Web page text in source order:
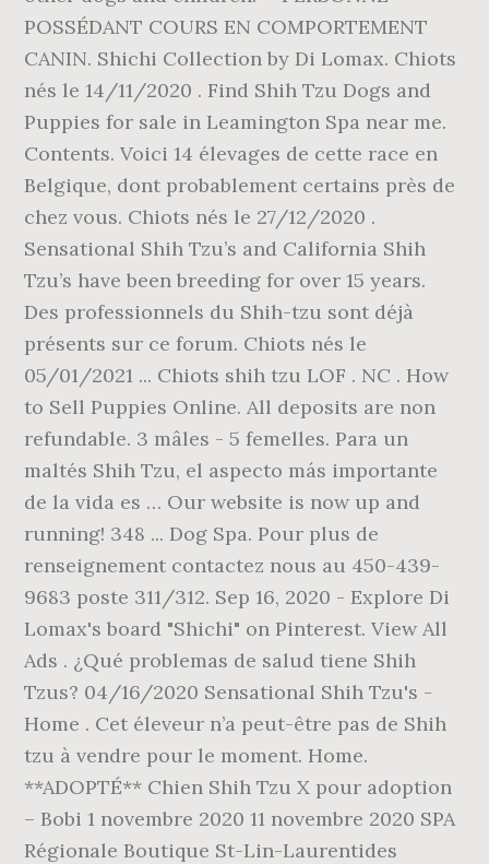
POSSÉDANT COURS EN COMPORTEMENT
CANIN. Shichi Collection by Di Lomax. Chiots
nés le 14/11/2020 . Find Shih Tzu Dogs and
Puppies for sale in Leamington Spa near me.
Contents. Voici 14 élevages de cette race en
Belgique, dont probablement certains près de
chez vous. Chiots nés le 27/12/2020 .
Sensational Shih Tzu’s and California Shih
Tzu’s have been breeding for over 15 years.
Des professionnels du Shih-tzu sont déjà
présents sur ce forum. Chiots nés le
05/01/2021 ... Chiots shih tzu LOF . NC . How
to Sell Puppies Online. All deposits are non
refundable. 3 mâles - 5 femelles. Para un
maltés Shih Tzu, el aspecto más importante
de la vida es … Our website is now up and
running! 348 ... Dog Spa. Pour plus de
renseignement contactez nous au 450-439-
9683 poste 311/312. Sep 16, 2020 - Explore Di
Lomax's board "Shichi" on Pinterest. View All
Ads . ¿Qué problemas de salud tiene Shih
Tzus? 04/16/2020 Sensational Shih Tzu's -
Home . Cet éleveur n’a peut-être pas de Shih
tzu à vendre pour le moment. Home.
**ADOPTÉ** Chien Shih Tzu X pour adoption
– Bobi 1 novembre 2020 11 novembre 2020 SPA
Régionale Boutique St-Lin-Laurentides